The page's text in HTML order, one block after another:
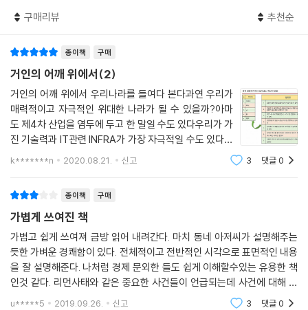
구매리뷰 추천순
종이책 구매
거인의 어깨 위에서(2)
거인의 어깨 위에서 우리나라를 들여다 본다과연 우리가
매력적이고 자극적인 위대한 나라가 될 수 있을까?아마
도 제4차 산업을 염두에 두고 한 말일 수도 있다우리가 가
진 기술력과 IT관련 INFRA가 가장 자극적일 수도 있다농
업혁명(도시혁명)--＞산업혁명--＞정보화혁명에서 우
k*******n 2020.08.21. 신고 3 댓글0
종이책 구매
가볍게 쓰여진 책
가볍고 쉽게 쓰여져 금방 읽어 내려간다. 마치 동네 아저씨가 설명해주는
듯한 가벼운 경쾌함이 있다. 전체적이고 전반적인 시각으로 표면적인 내용
을 잘 설명해준다. 나처럼 경제 문외한 들도 쉽게 이해할수있는 유용한 책
인것 같다. 리먼사태와 같은 중요한 사건들이 언급되는데 사건에 대해 더
자세하게 알고싶다는 생각이 들게 했다. 짐 로저스가 현 정세를 한시라도
u*****5 2019.09.26. 신고 3 댓글0